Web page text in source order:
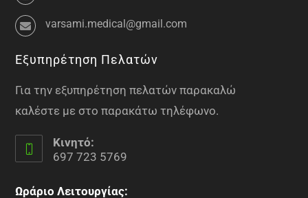
varsami.medical@gmail.com
Εξυπηρέτηση Πελατών
Για την εξυπηρέτηση πελατών παρακαλώ
καλέστε με στο παρακάτω τηλέφωνο.
Κινητό:
697 723 5769
Ωράριο Λειτουργίας: